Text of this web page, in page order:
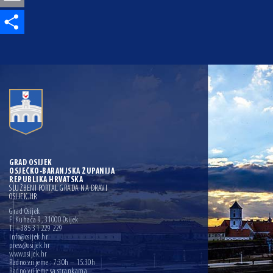
GRAD OSIJEK
OSJEČKO-BARANJSKA ŽUPANIJA
REPUBLIKA HRVATSKA
SLUŽBENI PORTAL GRADA NA DRAVI
OSIJEK.HR
Grad Osijek
F. Kuhača 9, 31000 Osijek
T: +385 31 229 229
info@osijek.hr
press@osijek.hr
www.osijek.hr
Radno vrijeme : 7:30h – 15:30h